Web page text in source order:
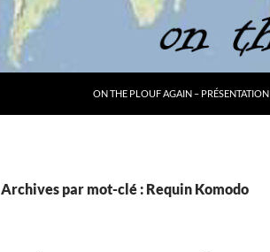
ON THE PLOUF AGAIN – PRÉSENTATION
Archives par mot-clé : Requin Komodo